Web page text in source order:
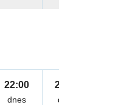
22:00
dnes
23:00
dnes